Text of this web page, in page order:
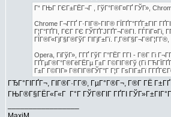
Г“ ГЊГ ГЄГ±ГЁГ¬Г , ГўГ°Г®Г¤ГҐ ГЎГ»,
Chrome Г¬Г­ГҐ Г·ГІГ®-ГІГ® ГЇГҐГ°ГҐГ±ГІГ
Г¦Г°ГҐГІ, ГЄГ ГЄ ГЎГҐГЈГҐГ¬Г®ГІ. ГЃГіГ¤Гі,
ГЇГ®Г«ГјГ§Г®ГўГ ГІГјГ±Гї.
Opera, ГіГўГ», Г­ГҐ ГўГ Г°ГЁГ Г­ГІ - Г®Г­ Гі
ГҐГµГ®Г°Г®ГёГЁГµ Г±Г Г©ГІГ®Гў (Гі
Г±Г Г©ГІГ» Г®ГІГ®ГЎГ°Г Г¦Г ГѕГІГ±Гї
ГЂГ°ГІГҐГ¬, ГІГ®Г·Г­Г®, ГµГ°Г®Г¬, Г®Г­ ГЁ
ГЊГ®Г§ГЁГ«Г«Г Г°Г ГЎГ®ГІГ ГҐГІ